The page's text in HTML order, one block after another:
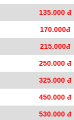
135.000 đ
170.000đ
215.000đ
250.000 đ
325.000 đ
450.000 đ
530.000 đ